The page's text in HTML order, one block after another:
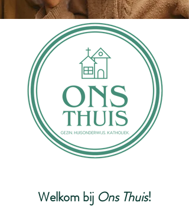
Welkom bij Ons Thuis!